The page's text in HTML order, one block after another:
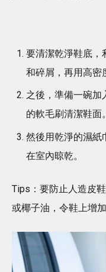
要清潔乾淨鞋底，
和碎屑，再用高密
之後，準備一碗加
的軟毛刷清潔鞋面。
然後用乾淨的濕紙
在室內晾乾。
Tips：要防止人造皮
或椰子油，令鞋上增